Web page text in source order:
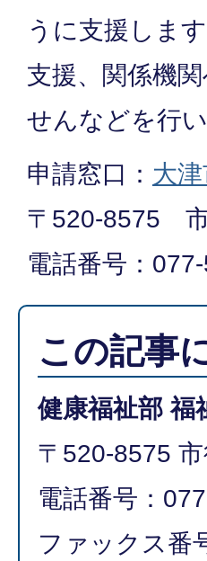
うに支援しま
支援、関係機
せんなどを行
申請窓口： 大
〒520-8575
電話番号：
この記事
健康福祉部 福
〒520-8575
電話番号：
ファックス番